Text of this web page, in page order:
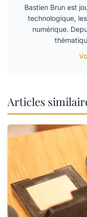
Bastien Brun est
technologique,
numérique.
Articles